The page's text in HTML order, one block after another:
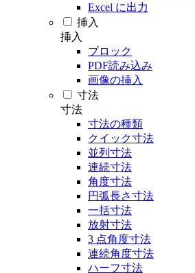
Excel に出力
挿入
挿入
ブロック
PDF読み込み
画像の挿入
寸法
寸法
寸法の種類
クイック寸法
並列寸法
連続寸法
角度寸法
円弧長さ寸法
一括寸法
放射寸法
3 点角度寸法
連続角度寸法
ハーフ寸法